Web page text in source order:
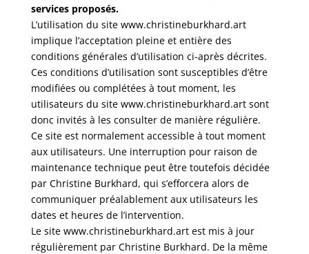
services proposés.
L’utilisation du site www.christineburkhard.art
implique l’acceptation pleine et entière des
conditions générales d’utilisation ci-après décrites.
Ces conditions d’utilisation sont susceptibles d’être
modifiées ou complétées à tout moment, les
utilisateurs du site www.christineburkhard.art sont
donc invités à les consulter de manière régulière.
Ce site est normalement accessible à tout moment
aux utilisateurs. Une interruption pour raison de
maintenance technique peut être toutefois décidée
par Christine Burkhard, qui s’efforcera alors de
communiquer préalablement aux utilisateurs les
dates et heures de l’intervention.
Le site www.christineburkhard.art est mis à jour
régulièrement par Christine Burkhard. De la même